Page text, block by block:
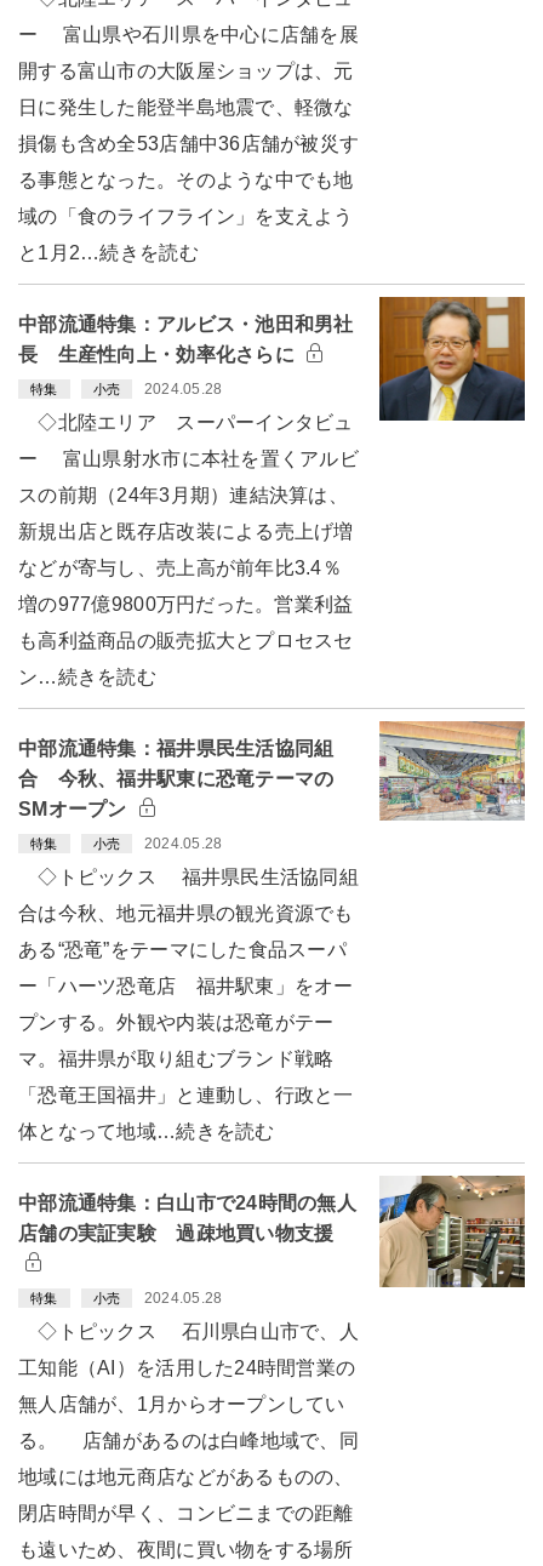
ー 富山県や石川県を中心に店舗を展
開する富山市の大阪屋ショップは、元
日に発生した能登半島地震で、軽微な
損傷も含め全53店舗中36店舗が被災す
る事態となった。そのような中でも地
域の「食のライフライン」を支えよう
と1月2…続きを読む
中部流通特集：アルビス・池田和男社
長 生産性向上・効率化さらに
特集 小売 2024.05.28
◇北陸エリア スーパーインタビュ
ー 富山県射水市に本社を置くアルビ
スの前期（24年3月期）連結決算は、
新規出店と既存店改装による売上げ増
などが寄与し、売上高が前年比3.4％
増の977億9800万円だった。営業利益
も高利益商品の販売拡大とプロセスセ
ン…続きを読む
中部流通特集：福井県民生活協同組
合 今秋、福井駅東に恐竜テーマの
SMオープン
特集 小売 2024.05.28
◇トピックス 福井県民生活協同組
合は今秋、地元福井県の観光資源でも
ある“恐竜”をテーマにした食品スーパ
ー「ハーツ恐竜店 福井駅東」をオー
プンする。外観や内装は恐竜がテー
マ。福井県が取り組むブランド戦略
「恐竜王国福井」と連動し、行政と一
体となって地域…続きを読む
中部流通特集：白山市で24時間の無人
店舗の実証実験 過疎地買い物支援
特集 小売 2024.05.28
◇トピックス 石川県白山市で、人
工知能（AI）を活用した24時間営業の
無人店舗が、1月からオープンしてい
る。 店舗があるのは白峰地域で、同
地域には地元商店などがあるものの、
閉店時間が早く、コンビニまでの距離
も遠いため、夜間に買い物をする場所